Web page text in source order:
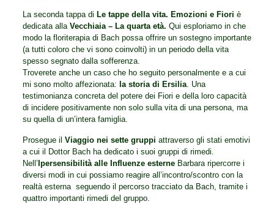
La seconda tappa di Le tappe della vita. Emozioni e Fiori è
dedicata alla Vecchiaia – La quarta età. Qui esploriamo in che
modo la floriterapia di Bach possa offrire un sostegno importante
(a tutti coloro che vi sono coinvolti) in un periodo della vita
spesso segnato dalla sofferenza.
Troverete anche un caso che ho seguito personalmente e a cui
mi sono molto affezionata: la storia di Ersilia. Una
testimonianza concreta del potere dei Fiori e della loro capacità
di incidere positivamente non solo sulla vita di una persona, ma
su quella di un’intera famiglia.
Prosegue il Viaggio nei sette gruppi attraverso gli stati emotivi
a cui il Dottor Bach ha dedicato i suoi gruppi di rimedi.
Nell’ Ipersensibilità alle Influenze esterne Barbara ripercorre i
diversi modi in cui possiamo reagire all’incontro/scontro con la
realtà esterna seguendo il percorso tracciato da Bach, tramite i
quattro importanti rimedi del gruppo.